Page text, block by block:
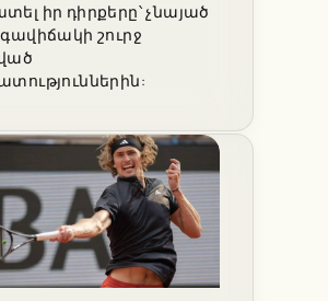
իր դիրքերը՝ չնայած
շուրջ